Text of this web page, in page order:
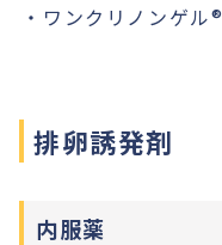
ワンクリノンゲル®︎
排卵誘発剤
内服薬